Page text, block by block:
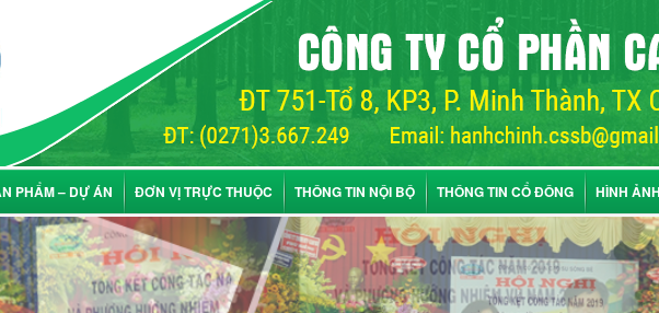
PHẨM – DỰ ÁN ĐƠN VỊ TRỰC THUỘC THÔNG TIN NỘI BỘ THÔNG TIN CỔ ĐÔNG HÌNH ẢNH